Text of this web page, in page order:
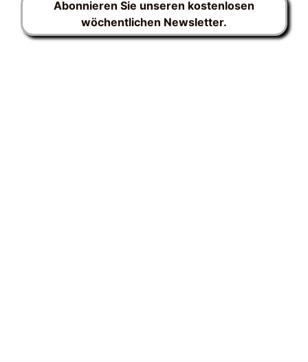
Abonnieren Sie unseren kostenlosen
wöchentlichen Newsletter.